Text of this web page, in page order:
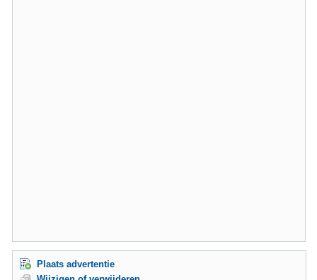
Plaats advertentie